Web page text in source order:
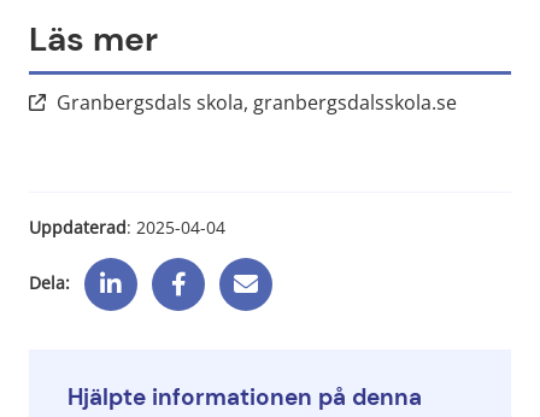
Läs mer
Granbergsdals skola, granbergsdalsskola.seLänk till
Uppdaterad: 2025-04-04
Dela:
Hjälpte informationen på denna